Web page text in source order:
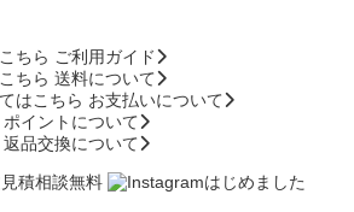
ご利用ガイド
送料について
お支払いについて
ポイントについて
返品交換について